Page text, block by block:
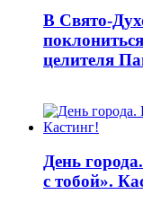
В Свято-
целителя
День
с тобой».